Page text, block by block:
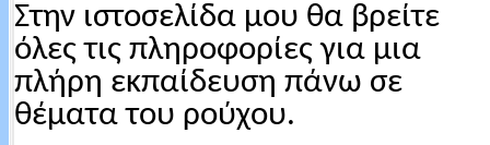
Στην ιστοσελίδα μου θα βρείτε
όλες τις πληροφορίες για μια
πλήρη εκπαίδευση πάνω σε
θέματα του ρούχου.